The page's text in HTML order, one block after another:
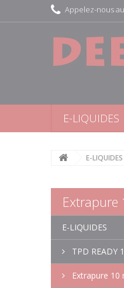
Appelez-nous
E-LIQUIDES
E-LIQUIDES
Extrapure
E-LIQUIDES
TPD READY
Extrapure 10